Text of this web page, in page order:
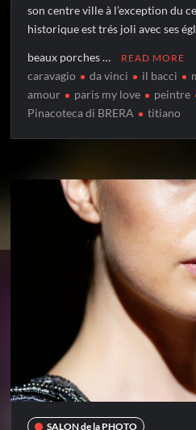
son centre ville à l’exception du
historique est trés joli avec ses
beaux porches … READ MORE
caravagio da vinci il bacci
amour
paris my love peintre
Pinacoteca di BRERA
titiano
SALON de la PHOTO